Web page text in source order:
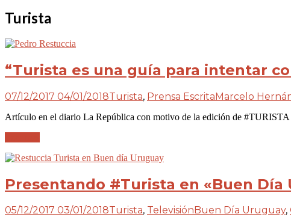
Turista
“Turista es una guía para intentar
07/12/2017 04/01/2018Turista, Prensa EscritaMarcelo
Artículo en el diario La República con motivo de la edición de
Presentando #Turista en «Buen Día
05/12/2017 03/01/2018Turista, Televisión Buen Día Uruguay,